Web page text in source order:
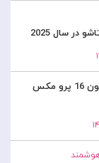
سال 2025
چرا استفاده از قاب برای آیفون 16 پرو مکس